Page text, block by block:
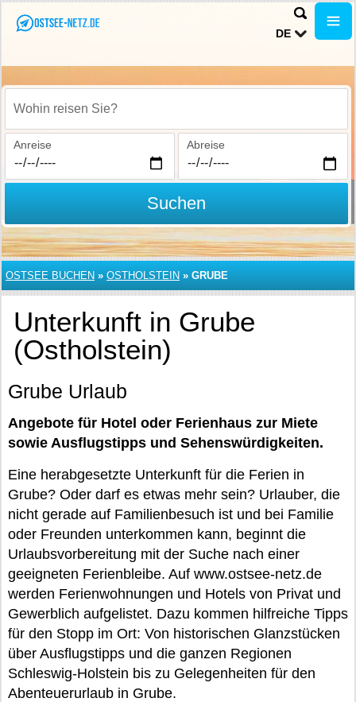
DE
Wohin reisen Sie?
Anreise Abreise
Suchen
OSTSEE BUCHEN » OSTHOLSTEIN » GRUBE
Unterkunft in Grube
(Ostholstein)
Grube Urlaub
Angebote für Hotel oder Ferienhaus zur Miete
sowie Ausflugstipps und Sehenswürdigkeiten.
Eine herabgesetzte Unterkunft für die Ferien in
Grube? Oder darf es etwas mehr sein? Urlauber, die
nicht gerade auf Familienbesuch ist und bei Familie
oder Freunden unterkommen kann, beginnt die
Urlaubsvorbereitung mit der Suche nach einer
geeigneten Ferienbleibe. Auf www.ostsee-netz.de
werden Ferienwohnungen und Hotels von Privat und
Gewerblich aufgelistet. Dazu kommen hilfreiche Tipps
für den Stopp im Ort: Von historischen Glanzstücken
über Ausflugstipps und die ganzen Regionen
Schleswig-Holstein bis zu Gelegenheiten für den
Abenteuerurlaub in Grube.